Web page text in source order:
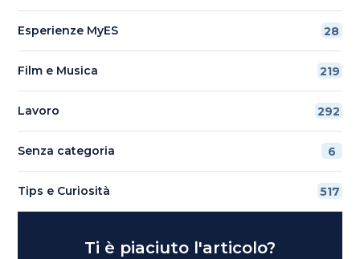
Esperienze MyES 28
Film e Musica 219
Lavoro 292
Senza categoria 6
Tips e Curiosità 517
Ti è piaciuto l'articolo?